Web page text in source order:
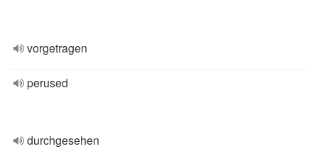
vorgetragen
perused
durchgesehen